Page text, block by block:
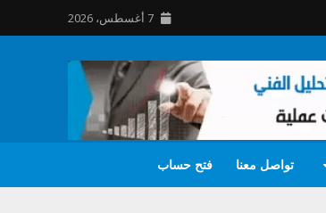
7 أغسطس، 2026
تواصل معنا فتح حساب